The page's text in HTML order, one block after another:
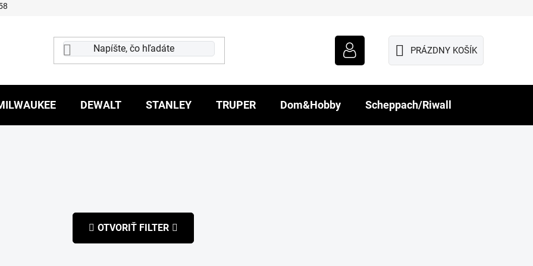
NÁKUPNÝ
PRÁZDNY KOŠÍK
DEWALT STANLEY TRUPER Dom&Hobby Scheppach/Riwall
OTVORIŤ FILTER